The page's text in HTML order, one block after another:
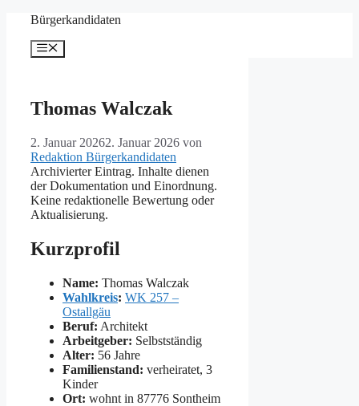
springen
Bürgerkandidaten
Menü
Thomas Walczak
2. Januar 20262. Januar 2026 von
Redaktion Bürgerkandidaten
Archivierter Eintrag. Inhalte dienen
der Dokumentation und Einordnung.
Keine redaktionelle Bewertung oder
Aktualisierung.
Kurzprofil
Name: Thomas Walczak
Wahlkreis: WK 257 –
Ostallgäu
Beruf: Architekt
Arbeitgeber: Selbstständig
Alter: 56 Jahre
Familienstand: verheiratet, 3
Kinder
Ort: wohnt in 87776 Sontheim